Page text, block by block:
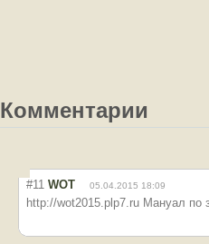
Комментарии
#11 WOT 05.04.2015 18:09
http://wot2015.plp7.ru Мануал по